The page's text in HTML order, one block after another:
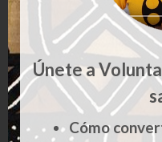
Guía de
Únete a
Cómo